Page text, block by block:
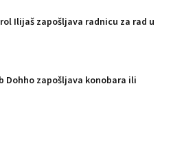
Ilijaš zapošljava radnicu za rad u
Dohho zapošljava konobara ili